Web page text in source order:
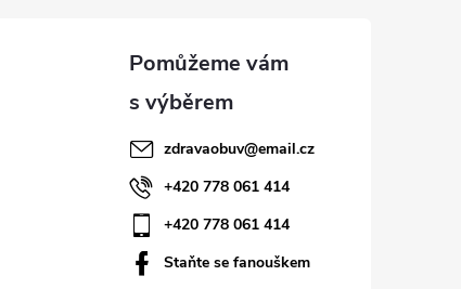
zdravaobuv@email.cz
+420 778 061 414
+420 778 061 414
Staňte se fanouškem